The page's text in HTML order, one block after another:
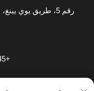
رقم 5، طريق يوي يينغ، بلدة دا شي، تايزهو، زهيجيانغ، الصين
+86-15858662245